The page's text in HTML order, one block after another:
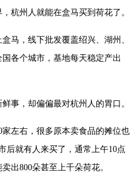
杭州人就能在盒马买到荷花了。
马，线下批发覆盖绍兴、湖州、
各个城市，基地每天稳定产出
事，却偏偏最对杭州人的胃口。
左右，很多原本卖食品的摊位也
后就有人来买了，通常上午10点
出800朵甚至上千朵荷花。